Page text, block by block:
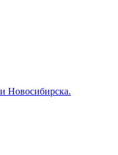
Новосибирска.